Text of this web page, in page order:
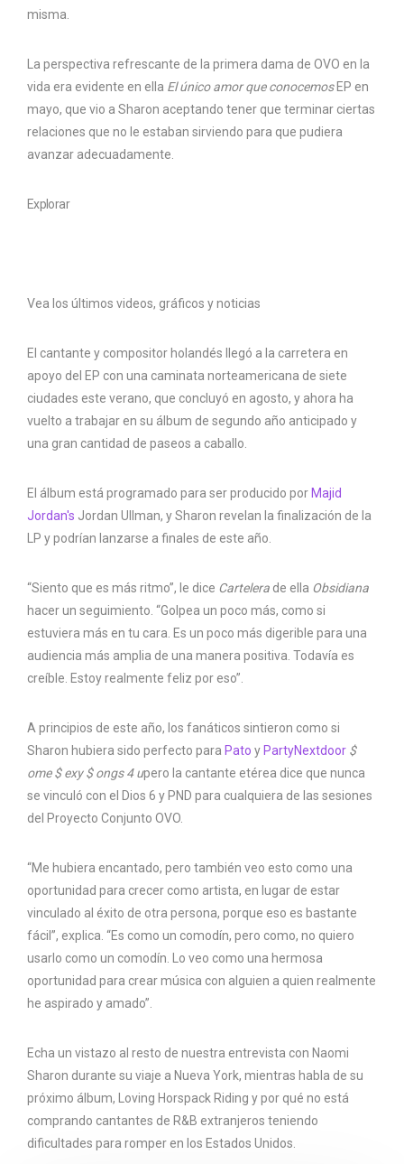
misma.
La perspectiva refrescante de la primera dama de OVO en la
vida era evidente en ella El único amor que conocemosEP en
mayo, que vio a Sharon aceptando tener que terminar ciertas
relaciones que no le estaban sirviendo para que pudiera
avanzar adecuadamente.
Explorar
Vea los últimos videos, gráficos y noticias
El cantante y compositor holandés llegó a la carretera en
apoyo del EP con una caminata norteamericana de siete
ciudades este verano, que concluyó en agosto, y ahora ha
vuelto a trabajar en su álbum de segundo año anticipado y
una gran cantidad de paseos a caballo.
El álbum está programado para ser producido por Majid
Jordan's Jordan Ullman, y Sharon revelan la finalización de la
LP y podrían lanzarse a finales de este año.
“Siento que es más ritmo”, le dice Cartelera de ella Obsidiana
hacer un seguimiento. “Golpea un poco más, como si
estuviera más en tu cara. Es un poco más digerible para una
audiencia más amplia de una manera positiva. Todavía es
creíble. Estoy realmente feliz por eso”.
A principios de este año, los fanáticos sintieron como si
Sharon hubiera sido perfecto para Pato y PartyNextdoor $
ome $ exy $ ongs 4 upero la cantante etérea dice que nunca
se vinculó con el Dios 6 y PND para cualquiera de las sesiones
del Proyecto Conjunto OVO.
“Me hubiera encantado, pero también veo esto como una
oportunidad para crecer como artista, en lugar de estar
vinculado al éxito de otra persona, porque eso es bastante
fácil”, explica. “Es como un comodín, pero como, no quiero
usarlo como un comodín. Lo veo como una hermosa
oportunidad para crear música con alguien a quien realmente
he aspirado y amado”.
Echa un vistazo al resto de nuestra entrevista con Naomi
Sharon durante su viaje a Nueva York, mientras habla de su
próximo álbum, Loving Horspack Riding y por qué no está
comprando cantantes de R&B extranjeros teniendo
dificultades para romper en los Estados Unidos.